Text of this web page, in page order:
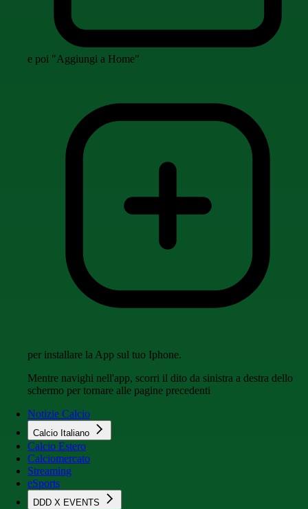
e poi "Aggiungi a Home"
per installare la App sul tuo Iphone.
Mentre navighi nell'app, scorri il dito da sinistra a destra dello
schermo per tornare alle pagine precedenti
Notizie Calcio
Calcio Italiano
Calcio Estero
Calciomercato
Streaming
eSports
DDD X EVENTS